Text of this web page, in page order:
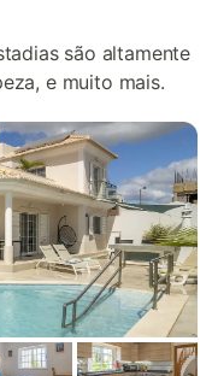
são altamente
e muito mais.